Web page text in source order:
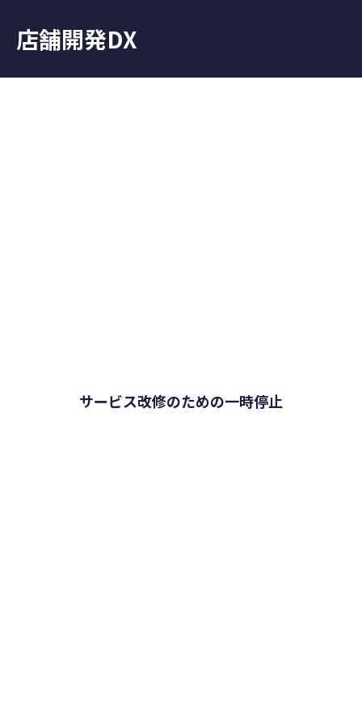
店舗開発DX
サービス改修のための一時停止